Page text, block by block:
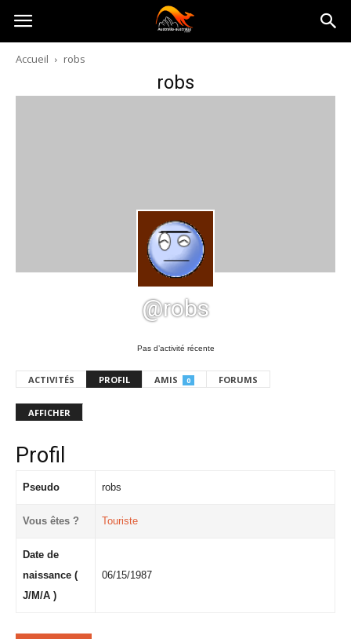
Australia-
australie.com
Accueil robs
robs
@robs
Pas d’activité récente
ACTIVITÉS PROFIL AMIS 0 FORUMS
AFFICHER
Profil
Pseudo robs
Vous êtes ? Touriste
Date de
naissance (
J/M/A )
06/15/1987